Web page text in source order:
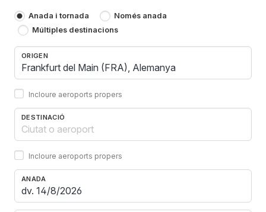
Anada i tornada
Només anada
Múltiples destinacions
ORIGEN
Incloure aeroports propers
DESTINACIÓ
Incloure aeroports propers
ANADA